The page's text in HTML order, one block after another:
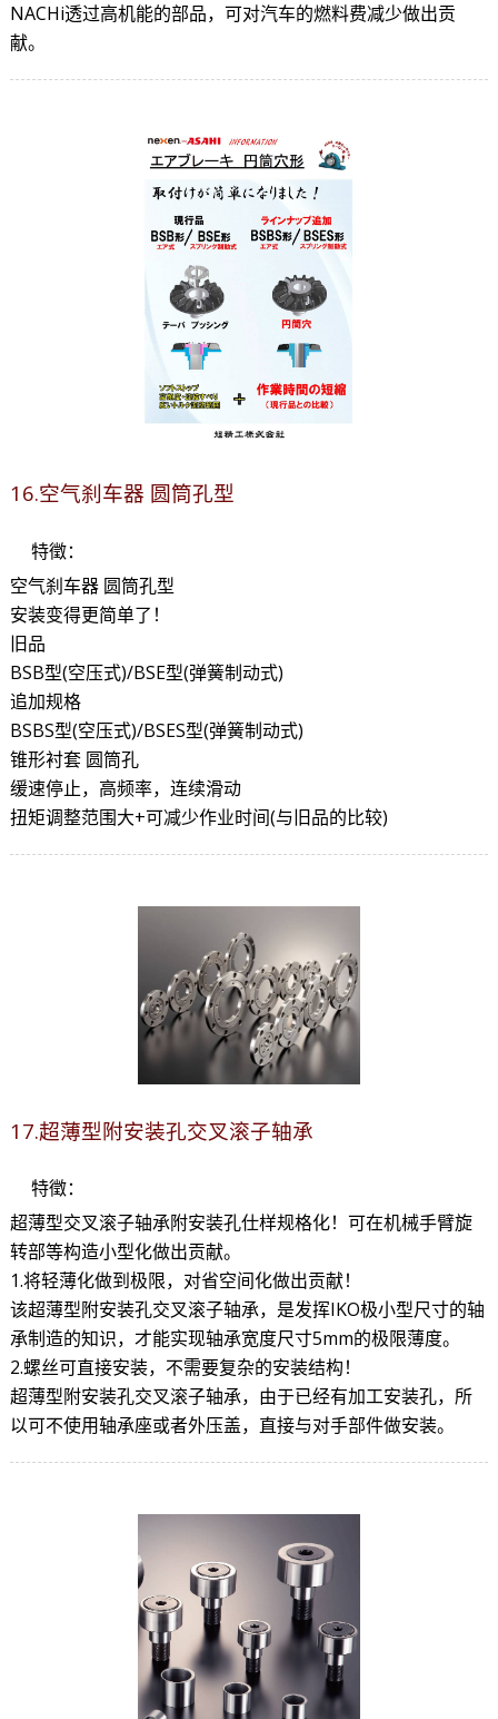
NACHi透过高机能的部品，可对汽车的燃料费减少做出贡
献。
16.空气刹车器 圆筒孔型
特徵：
空气刹车器 圆筒孔型
安装变得更简单了！
旧品
BSB型(空压式)/BSE型(弹簧制动式)
追加规格
BSBS型(空压式)/BSES型(弹簧制动式)
锥形衬套 圆筒孔
缓速停止，高频率，连续滑动
扭矩调整范围大+可减少作业时间(与旧品的比较)
17.超薄型附安装孔交叉滚子轴承
特徵：
超薄型交叉滚子轴承附安装孔仕样规格化！可在机械手臂旋
转部等构造小型化做出贡献。
1.将轻薄化做到极限，对省空间化做出贡献！
该超薄型附安装孔交叉滚子轴承，是发挥IKO极小型尺寸的轴
承制造的知识，才能实现轴承宽度尺寸5mm的极限薄度。
2.螺丝可直接安装，不需要复杂的安装结构！
超薄型附安装孔交叉滚子轴承，由于已经有加工安装孔，所
以可不使用轴承座或者外压盖，直接与对手部件做安装。